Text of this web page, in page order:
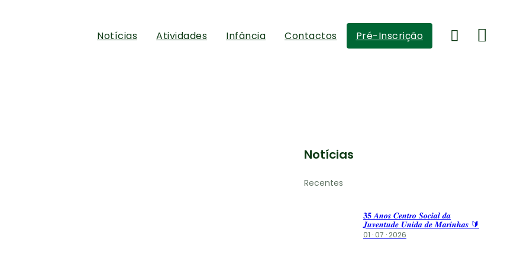
Notícias Atividades Infância Contactos Pré-Inscrição
Notícias
Recentes
𝟑𝟓 𝑨𝒏𝒐𝒔 𝑪𝒆𝒏𝒕𝒓𝒐 𝑺𝒐𝒄𝒊𝒂𝒍 𝒅𝒂
𝑱𝒖𝒗𝒆𝒏𝒕𝒖𝒅𝒆 𝑼𝒏𝒊𝒅𝒂 𝒅𝒆 𝑴𝒂𝒓𝒊𝒏𝒉𝒂𝒔 🔰
01 · 07 · 2026